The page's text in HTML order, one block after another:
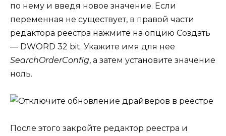
по нему и введя новое значение. Если
переменная не существует, в правой части
редактора реестра нажмите на опцию Создать
— DWORD 32 bit. Укажите имя для нее
SearchOrderConfig, а затем установите значение
ноль.
После этого закройте редактор реестра и